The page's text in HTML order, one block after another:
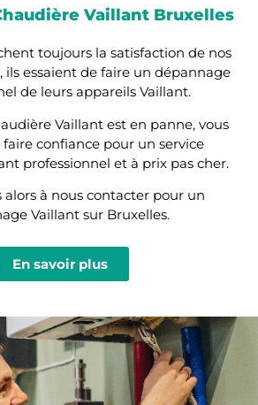
Vaillant Bruxelles
toujours la satisfaction de nos
ils essaient de faire un dépannage
de leurs appareils Vaillant.
Vaillant est en panne, vous
faire confiance pour un service
professionnel et à prix pas cher.
alors à nous contacter pour un
Vaillant sur Bruxelles.
En savoir plus